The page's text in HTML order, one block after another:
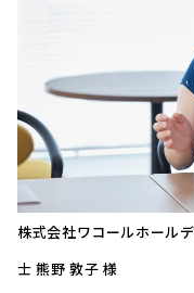
株式会社ワコールホール
士 熊野 敦子 様